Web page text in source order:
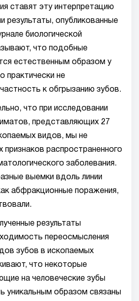
ставят эту интерпретацию
результаты, опубликованные
биологической
что подобные
естественным образом у
практически не
к обгрызанию зубов.
что при исследовании
представляющих 27
видов, мы не
признаков распространенного
заболевания.
выемки вдоль линии
абфракционные поражения,
результаты
переосмысления
зубов в ископаемых
что некоторые
на человеческие зубы
уникальным образом связаны